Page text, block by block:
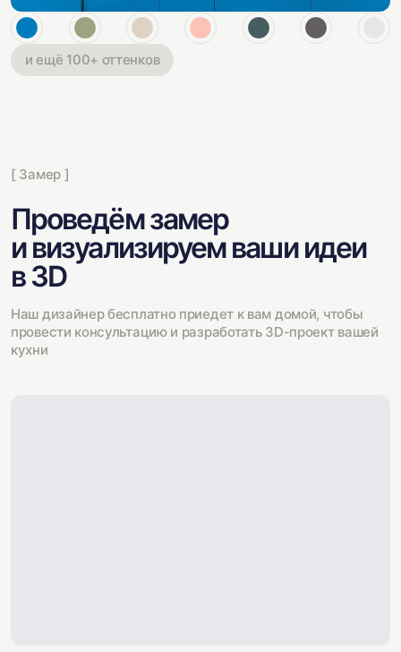
и ещё 100+ оттенков
[ Замер ]
Проведём замер
и визуализируем ваши идеи
в 3D
Наш дизайнер бесплатно приедет к вам домой, чтобы
провести консультацию и разработать 3D-проект вашей
кухни